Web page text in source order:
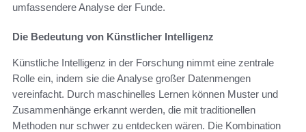
umfassendere Analyse der Funde.
Die Bedeutung von Künstlicher Intelligenz
Künstliche Intelligenz in der Forschung nimmt eine zentrale
Rolle ein, indem sie die Analyse großer Datenmengen
vereinfacht. Durch maschinelles Lernen können Muster und
Zusammenhänge erkannt werden, die mit traditionellen
Methoden nur schwer zu entdecken wären. Die Kombination